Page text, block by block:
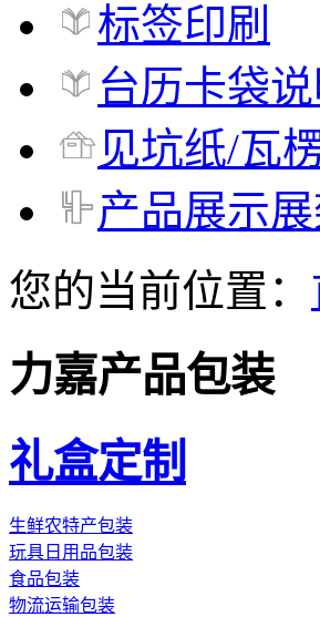
标签印刷
台历卡袋
见坑纸/瓦
产品展示
您的当前位置：
力嘉产品包装
礼盒定制
生鲜农特产包装
玩具日用品包装
食品包装
物流运输包装